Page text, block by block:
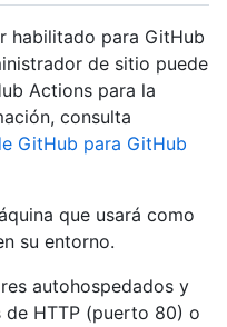
habilitado para GitHub
de sitio puede
Actions para la
consulta
GitHub para GitHub
que usará como
su entorno.
autohospedados y
HTTP (puerto 80) o